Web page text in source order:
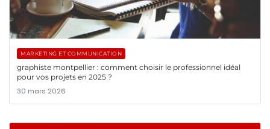
MARKETING ET COMMUNICATION
graphiste montpellier : comment choisir le professionnel idéal
pour vos projets en 2025 ?
30 mars 2026